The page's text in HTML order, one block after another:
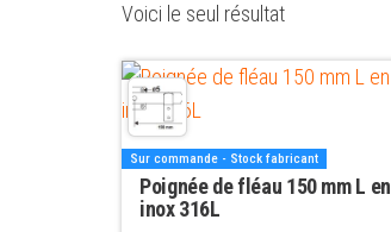
Voici le seul résultat
Sur commande - Stock fabricant
Poignée de fléau 150 mm L en
inox 316L